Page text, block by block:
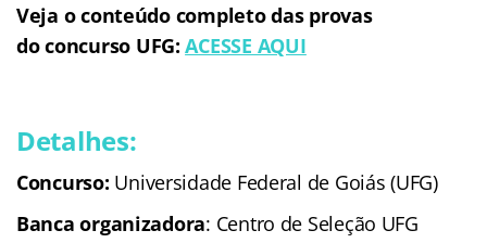
Veja o conteúdo completo das provas
doconcurso UFG:ACESSE AQUI
Detalhes:
Concurso: Universidade Federal de Goiás (UFG)
Banca organizadora: Centro de Seleção UFG